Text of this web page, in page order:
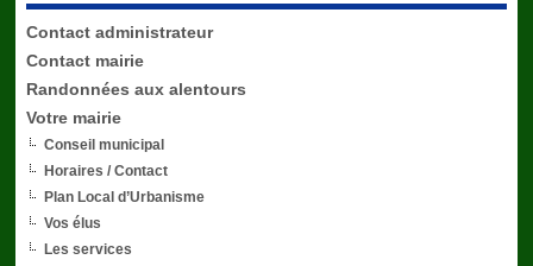
Contact administrateur
Contact mairie
Randonnées aux alentours
Votre mairie
Conseil municipal
Horaires / Contact
Plan Local d’Urbanisme
Vos élus
Les services